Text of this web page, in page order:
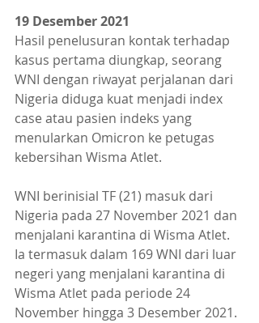
19 Desember 2021
Hasil penelusuran kontak terhadap
kasus pertama diungkap, seorang
WNI dengan riwayat perjalanan dari
Nigeria diduga kuat menjadi index
case atau pasien indeks yang
menularkan Omicron ke petugas
kebersihan Wisma Atlet.
WNI berinisial TF (21) masuk dari
Nigeria pada 27 November 2021 dan
menjalani karantina di Wisma Atlet.
Ia termasuk dalam 169 WNI dari luar
negeri yang menjalani karantina di
Wisma Atlet pada periode 24
November hingga 3 Desember 2021.